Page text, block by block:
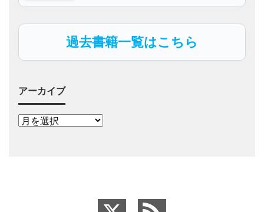
過去書籍一覧はこちら
アーカイブ